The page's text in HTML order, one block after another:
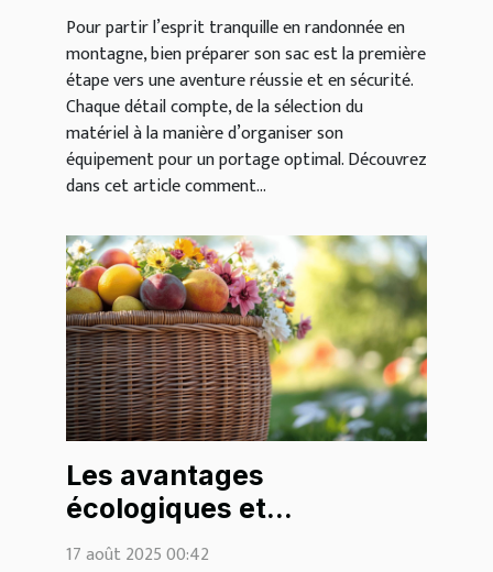
Pour partir l’esprit tranquille en randonnée en
montagne, bien préparer son sac est la première
étape vers une aventure réussie et en sécurité.
Chaque détail compte, de la sélection du
matériel à la manière d’organiser son
équipement pour un portage optimal. Découvrez
dans cet article comment...
Les avantages
écologiques et
esthétiques des paniers
17 août 2025 00:42